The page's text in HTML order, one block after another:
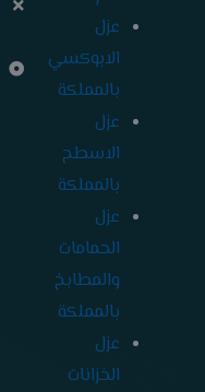
عزل
الابوكسي
بالمملكة
عزل
الاسطح
بالمملكة
عزل
الحمامات
والمطابخ
بالمملكة
عزل
الخزانات